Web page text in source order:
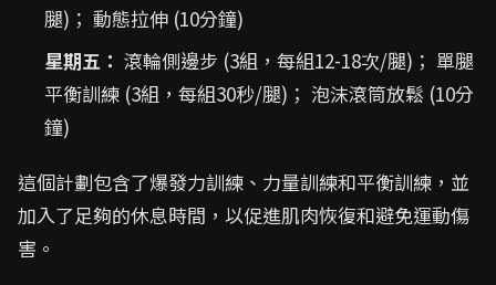
腿)； 動態拉伸 (10分鐘)
星期五： 滾輪側邊步 (3組，每組12-18次/腿)； 單腿
平衡訓練 (3組，每組30秒/腿)； 泡沫滾筒放鬆 (10分
鐘)
這個計劃包含了爆發力訓練、力量訓練和平衡訓練，並
加入了足夠的休息時間，以促進肌肉恢復和避免運動傷
害。